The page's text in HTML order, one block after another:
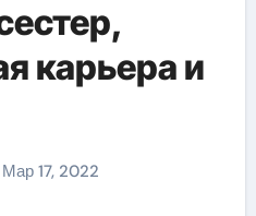
карьера и
Мар 17, 2022